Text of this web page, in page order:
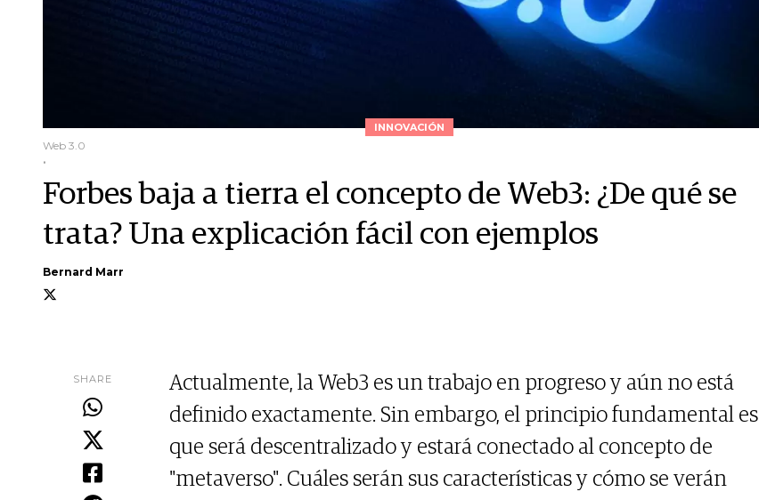
INNOVACIÓN
Web 3.0
.
Forbes baja a tierra el concepto de Web3: ¿De qué se
trata? Una explicación fácil con ejemplos
Bernard Marr
SHARE
Actualmente, la Web3 es un trabajo en progreso y aún no está
definido exactamente. Sin embargo, el principio fundamental es
que será descentralizado y estará conectado al concepto de
"metaverso". Cuáles serán sus características y cómo se verán